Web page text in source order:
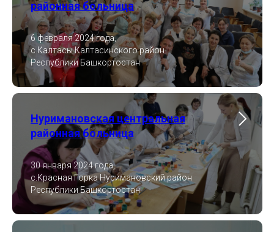
районная больница
6 февраля 2024 года,
с.Калтасы Калтасинского район
Республики Башкортостан
Нуримановская центральная
районная больница
30 января 2024 года,
с.Красная Горка Нуримановский район
Республики Башкортостан